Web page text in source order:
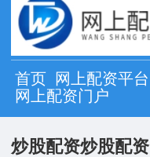
首页 网上配资平台
网上配资门户
炒股配资炒股配